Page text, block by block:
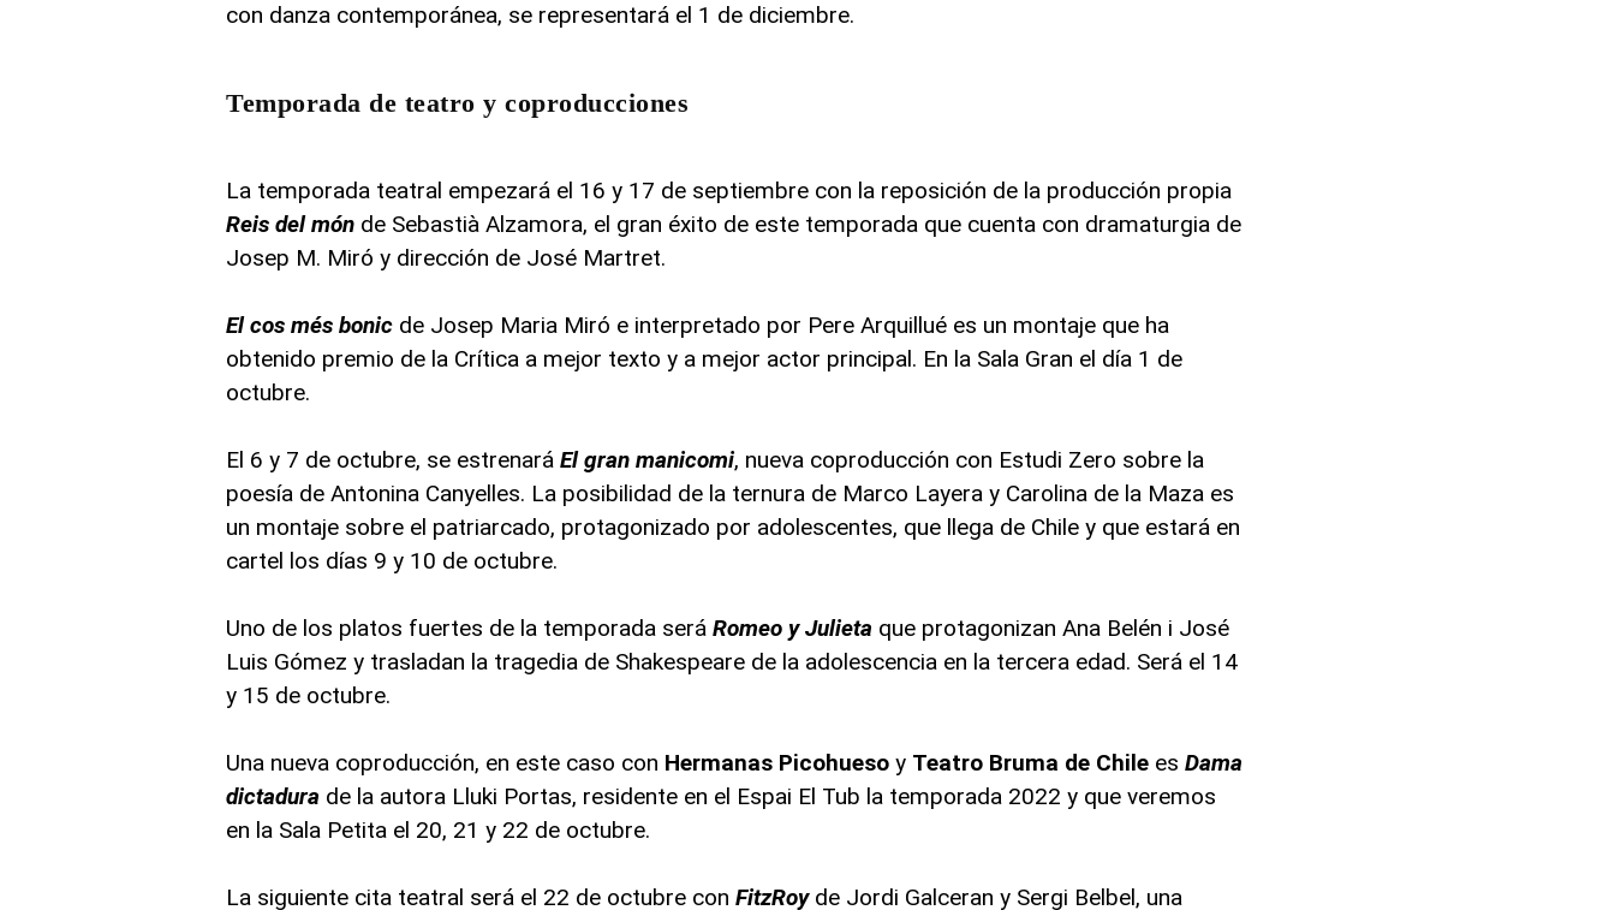
con danza contemporánea, se representará el 1 de diciembre.
Temporada de teatro y coproducciones
La temporada teatral empezará el 16 y 17 de septiembre con la reposición de la producción propia
Reis del món de Sebastià Alzamora, el gran éxito de este temporada que cuenta con dramaturgia de
Josep M. Miró y dirección de José Martret.
El cos més bonic de Josep Maria Miró e interpretado por Pere Arquillué es un montaje que ha
obtenido premio de la Crítica a mejor texto y a mejor actor principal. En la Sala Gran el día 1 de
octubre.
El 6 y 7 de octubre, se estrenará El gran manicomi, nueva coproducción con Estudi Zero sobre la
poesía de Antonina Canyelles. La posibilidad de la ternura de Marco Layera y Carolina de la Maza es
un montaje sobre el patriarcado, protagonizado por adolescentes, que llega de Chile y que estará en
cartel los días 9 y 10 de octubre.
Uno de los platos fuertes de la temporada seráRomeo y Julieta que protagonizan Ana Belén i José
Luis Gómez y trasladan la tragedia de Shakespeare de la adolescencia en la tercera edad. Será el 14
y 15 de octubre.
Una nueva coproducción, en este caso con Hermanas Picohueso y Teatro Bruma de Chile esDama
dictadura de la autora Lluki Portas, residente en el Espai El Tub la temporada 2022 y que veremos
en la Sala Petita el 20, 21 y 22 de octubre.
La siguiente cita teatral será el 22 de octubre con FitzRoyde Jordi Galceran y Sergi Belbel, una